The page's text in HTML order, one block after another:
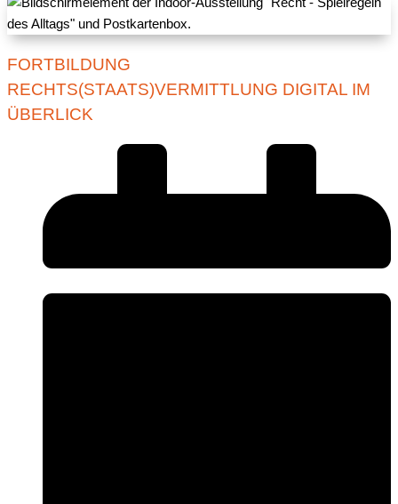
FORTBILDUNG
RECHTS(STAATS)VERMITTLUNG DIGITAL IM
ÜBERLICK